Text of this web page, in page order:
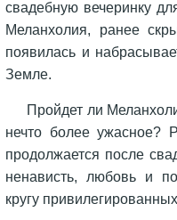
свадебную вечеринку
Меланхолия, ранее
появилась и
Земле.
Пройдет ли
нечто более ужасное?
продолжается после
ненависть, любовь и
кругу